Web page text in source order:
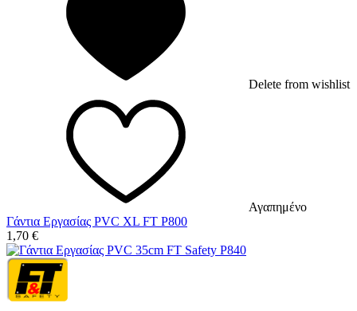
Delete from wishlist
Αγαπημένο
Γάντια Εργασίας PVC XL FT P800
1,70 €